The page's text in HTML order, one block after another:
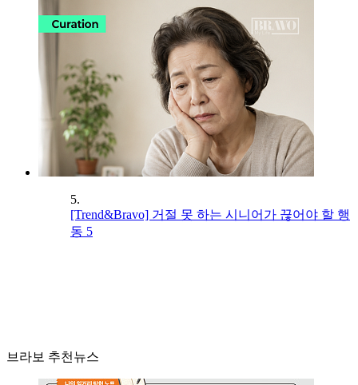
5.
[Trend&Bravo] 거절 못 하는 시니어가 끊어야 할 행
동 5
브라보 추천뉴스